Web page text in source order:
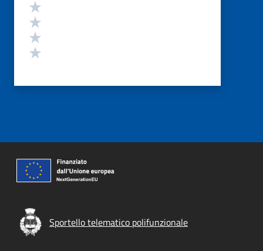
Sportello telematico polifunzionale